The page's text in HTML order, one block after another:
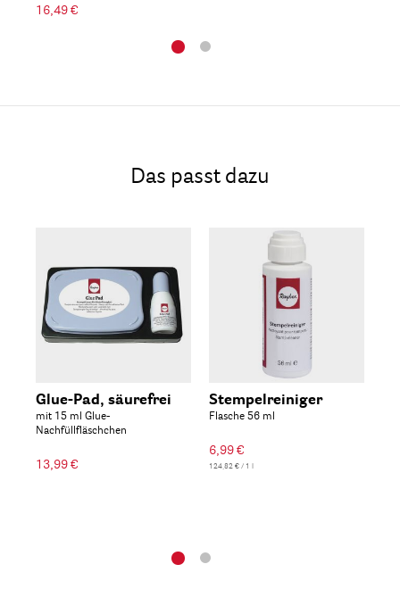
16,49 €
Das passt dazu
Glue-Pad, säurefrei
mit 15 ml Glue-
Nachfüllfläschchen
13,99 €
Stempelreiniger
Flasche 56 ml
6,99 €
124,82 € / 1 l